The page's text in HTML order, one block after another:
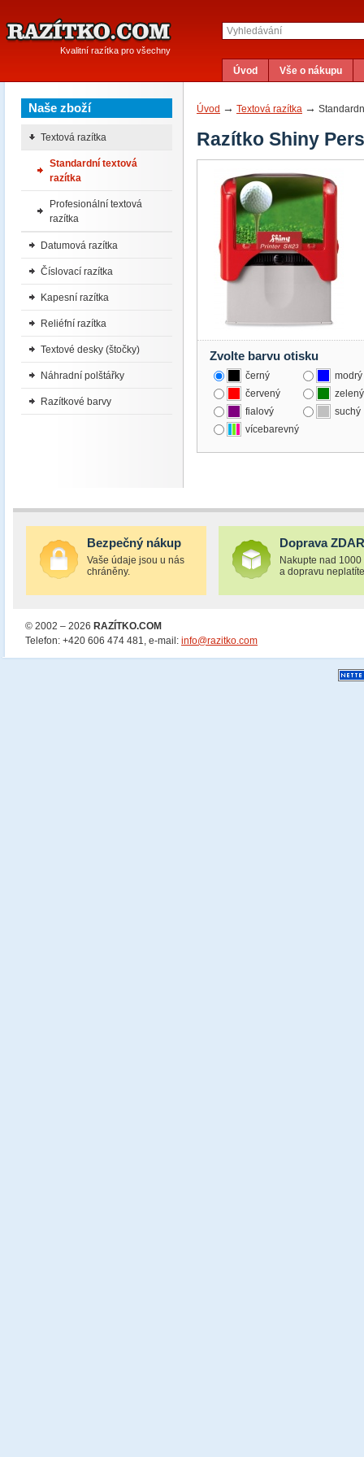
Kvalitní razítka pro všechny
Úvod Vše o nákupu
Úvod → Textová razítka →
Razítko Shiny
Zvolte barvu otisku
černý
modrý
červený
zelený
fialový
suchý
vícebarevný
Naše zboží
Textová razítka
Standardní textová
razítka
Profesionální textová
razítka
Datumová razítka
Číslovací razítka
Kapesní razítka
Reliéfní razítka
Textové desky (štočky)
Náhradní polštářky
Razítkové barvy
Bezpečný nákup
Vaše údaje jsou u nás
chráněny.
Doprava
Nakupte nad 1000
a dopravu
© 2002 – 2026 RAZÍTKO.COM
Telefon: +420 606 474 481, e-mail: info@razitko.com